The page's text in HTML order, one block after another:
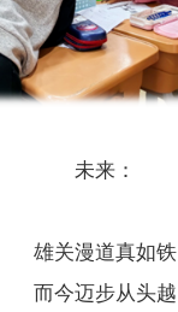
未来：
雄关漫道真如铁
而今迈步从头越